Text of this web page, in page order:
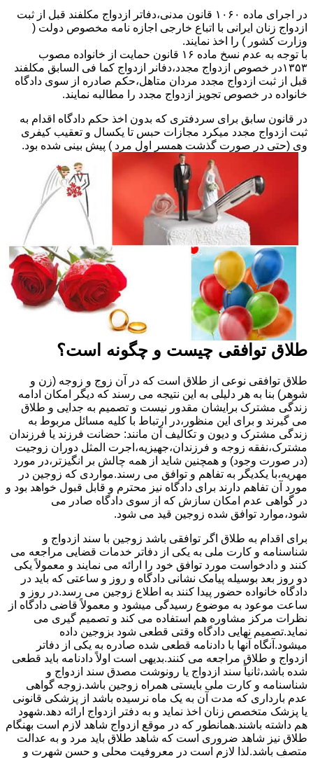
در اجرای ماده ۱۰۶۰ قانون مدنی،دفاتر ازدواج مکلفند قبل از ثبت
ازدواج زنان ایرانی با اتباع خارجی اجازه نامه مخصوص دولت (
وزارت کشور ) را اخذ نمایند.
با توجه به عدم نسخ ماده ۱۶ قانون حمایت از خانواده مصوب
۱۳۵۳در خصوص ازدواج مجدد،دفانر ازدواج کما فی السابق مکلفند
قبل از ثبت ازدواج مجدد مردان متاهل،حکم صادره از سوی دادگاه
خانواده در خصوص تجویز ازدواج مجدد را مطالبه نمایند.
در قانون سابق برای سردفتری که بدون اخذ حکم دادگاه اقدام به
ثبت ازدواج مجدد میکرد مجازات حبس تا یکسال و تعقیب کیفری
وی (حتی در صورت گذشت همسر اول مرد ) پیش بینی شده بود.
طلاق توافقی چیست و چگونه است؟
طلاق توافقی نوعی از طلاق است که در آن زوج و زوجه (زن و
شوهر) بنا به هر دلیلی به این نتیجه می رسند که دیگر امکان ادامه
زندگی مشترک برایشان مقدور نیست و تصمیم به جدایی و طلاق
می گیرند و برای این منظور،در ارتباط با کلیه مسائل مربوط به
زندگی مشترک و دیون و تکالیف آن مانند: حضانت فرزند یا فرزندان
مشترک،نفقه زوجه و فرزندان،جهیزیه،اجرت المثل دوران زوجیت
(در صورت وجود) و همچنین شاید از همه چالش بر انگیزتر،در مورد
مهریه،با یکدیگر به تفاهم و توافق می رسند.مواردی که زوجین در
مورد آن تفاهم دارند برای دادگاه نیز محترم و قابل قبول خواهد بود و
در گواهی عدم امکان سازش که از سوی دادگاه صادر می
شود،موارد توافق شده زوجین قید می شود.
برای اقدام به طلاق اگر توافقی باشد زوجین با سند ازدواج و
شناسنامه و کارت ملی به یکی از دفاتر خدمات قضایی مراجعه می
کنند و دادخواست مورد توافق خود را ارائه می نمایند و معمولاً یکی
دو روز بعد بوسیله پیامک نشانی دادگاه و روز و ساعتی که باید در
دادگاه خانواده حضور پیدا کنند به اطلاع زوجین می رسد.در روز و
ساعت موعود به موضوع رسیدگی میشود و معمولاً قاضی دادگاه از
نظرات مرکز مشاوره هم استفاده می کند و تصمیم گیری می
نماید.تصمیم نهایی دادگاه وقتی قطعی شود بزوجین داده
میشود.آنگاه آنها با دادنامه قطعی شده صادره به یکی از دفاتر
ازدواج و طلاق مراجعه می کنند.بدیهی است اولاً دادنامه باید قطعی
شده باشد،ثانیاً سند ازدواج یا رونوشت مصدق سند ازدواج و
شناسنامه و کارت ملی بایستی همراه زوجین باشد.زوجه گواهی
عدم بارداری که مدت آن به یک ماه نرسیده باشد از پزشکی قانونی
یا پزشک متخصص زنان اخذ نماید و به دفتر ازدواج ارائه دهد.شهود
هم داشته باشند.همانطور که در موقع ازدواج شاهد لازم است بهنگام
طلاق نیز شاهد ضروری است که شاهد طلاق باید مرد و به عدالت
متصف باشد.لذا لازم است در معروفیت محلی و حسن شهرت و